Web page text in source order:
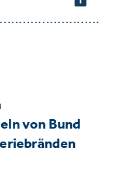
von Bund